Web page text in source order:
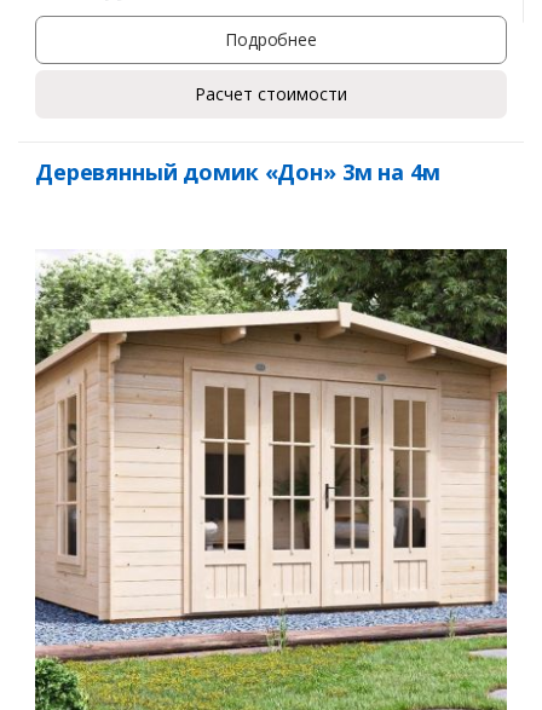
Подробнее
Расчет стоимости
Деревянный домик «Дон» 3м на 4м